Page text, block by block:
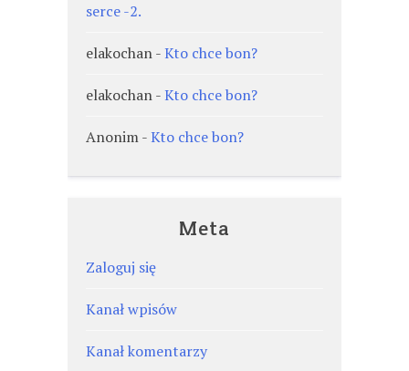
serce -2.
elakochan-Kto chce bon?
elakochan-Kto chce bon?
Anonim-Kto chce bon?
Meta
Zaloguj się
Kanał wpisów
Kanał komentarzy